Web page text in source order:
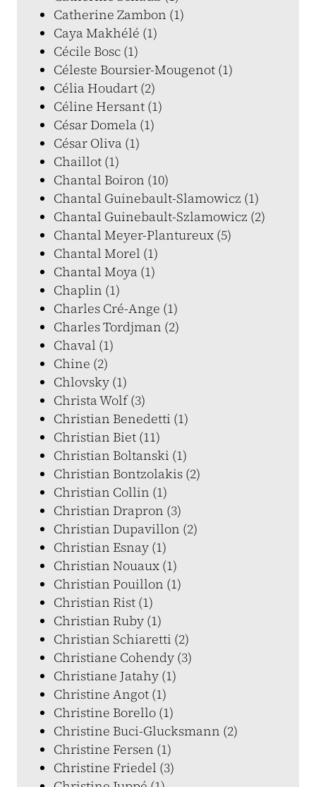
Catherine Zambon (1)
Caya Makhélé (1)
Cécile Bosc (1)
Céleste Boursier-Mougenot (1)
Célia Houdart (2)
Céline Hersant (1)
César Domela (1)
César Oliva (1)
Chaillot (1)
Chantal Boiron (10)
Chantal Guinebault-Slamowicz (1)
Chantal Guinebault-Szlamowicz (2)
Chantal Meyer-Plantureux (5)
Chantal Morel (1)
Chantal Moya (1)
Chaplin (1)
Charles Cré-Ange (1)
Charles Tordjman (2)
Chaval (1)
Chine (2)
Chlovsky (1)
Christa Wolf (3)
Christian Benedetti (1)
Christian Biet (11)
Christian Boltanski (1)
Christian Bontzolakis (2)
Christian Collin (1)
Christian Drapron (3)
Christian Dupavillon (2)
Christian Esnay (1)
Christian Nouaux (1)
Christian Pouillon (1)
Christian Rist (1)
Christian Ruby (1)
Christian Schiaretti (2)
Christiane Cohendy (3)
Christiane Jatahy (1)
Christine Angot (1)
Christine Borello (1)
Christine Buci-Glucksmann (2)
Christine Fersen (1)
Christine Friedel (3)